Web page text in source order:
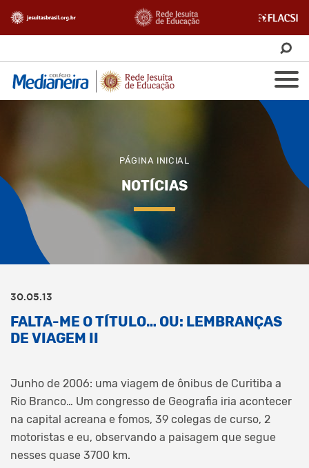
PÁGINA INICIAL
NOTÍCIAS
30.05.13
FALTA-ME O TÍTULO… OU: LEMBRANÇAS
DE VIAGEM II
Junho de 2006: uma viagem de ônibus de Curitiba a
Rio Branco… Um congresso de Geografia iria acontecer
na capital acreana e fomos, 39 colegas de curso, 2
motoristas e eu, observando a paisagem que segue
nesses quase 3700 km.